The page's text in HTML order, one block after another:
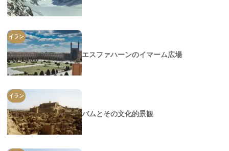
イラン
エスファハーンのイマーム広場
イラン
バムとその文化的景観